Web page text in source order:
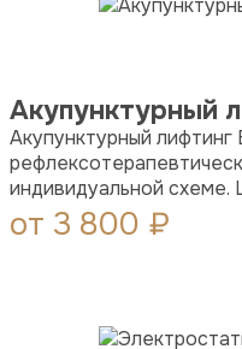
Акупунктурный
Акупунктурный
индивидуальной
от 3 800 ₽